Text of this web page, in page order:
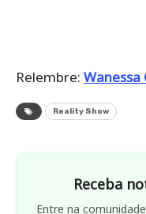
Relembre: Wanessa
Reality Show
Receba
Entre na